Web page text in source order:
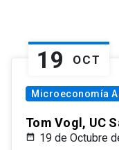
19 OCT
Microeconomía
Tom Vogl, UC
19 de Octubre